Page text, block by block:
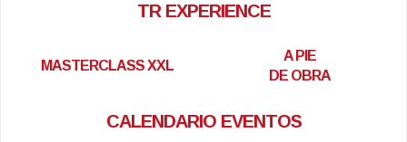
TR EXPERIENCE
MASTERCLASS XXL
A PIE
DE OBRA
CALENDARIO EVENTOS